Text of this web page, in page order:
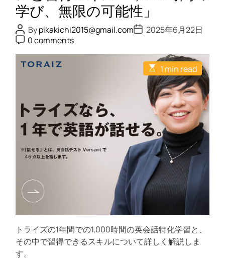
学び、無限の可能性」
P
o
s
t
Bypikakichi2015@gmail.comP
o
t
2025年6月22日
P
o
s
0 comments
E
s
t
i
m
a
e
d
r
e
a
i
m
e
1 min read
トライズの1年間での1,000時間の英会話特化学習と、
その中で習得できるスキルについて詳しく解説しま
す。